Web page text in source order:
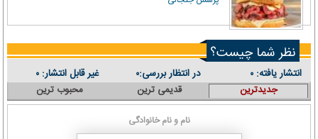
نظر شما چیست؟
انتشار یافته: ۰ در انتظار بررسی:۰ غیر قابل انتشار: ۰
جدیدترین قدیمی ترین محبوب ترین
نام و نام خانوادگی